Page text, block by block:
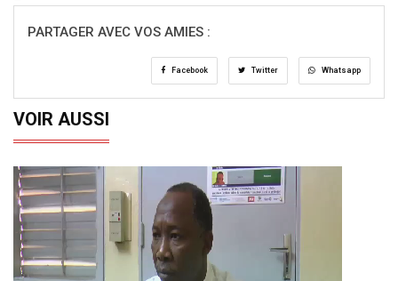
PARTAGER AVEC VOS AMIES :
Facebook Twitter Whatsapp
VOIR AUSSI